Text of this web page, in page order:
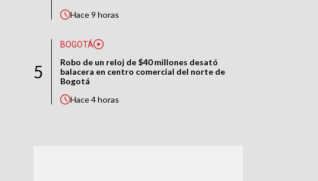
Hace9 horas
5
BOGOTÁ
Robo de un reloj de $40 millones desató
balacera en centro comercial del norte de
Bogotá
Hace4 horas